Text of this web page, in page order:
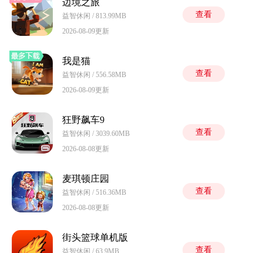
益智休闲 / 813.99MB
2026-08-09更新
查看
我是猫
益智休闲 / 556.58MB
2026-08-09更新
查看
狂野飙车9
益智休闲 / 3039.60MB
2026-08-08更新
查看
麦琪顿庄园
益智休闲 / 516.36MB
2026-08-08更新
查看
街头篮球单机版
益智休闲 / 63.9MB
查看